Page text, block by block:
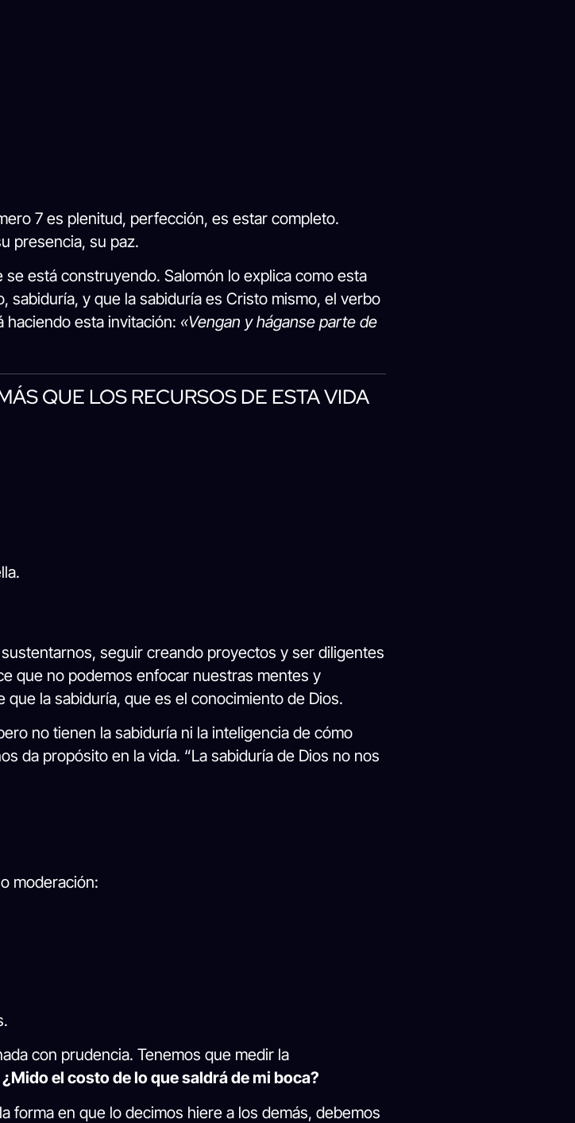
7 es plenitud, perfección, es estar completo.
presencia, su paz.
está construyendo. Salomón lo explica como esta
y que la sabiduría es Cristo mismo, el verbo
haciendo esta invitación: «Vengan y háganse parte de
QUE LOS RECURSOS DE ESTA VIDA
seguir creando proyectos y ser diligentes
que no podemos enfocar nuestras mentes y
la sabiduría, que es el conocimiento de Dios.
no tienen la sabiduría ni la inteligencia de cómo
da propósito en la vida. “La sabiduría de Dios no nos
moderación:
con prudencia. Tenemos que medir la
¿Mido el costo de lo que saldrá de mi boca?
forma en que lo decimos hiere a los demás, debemos